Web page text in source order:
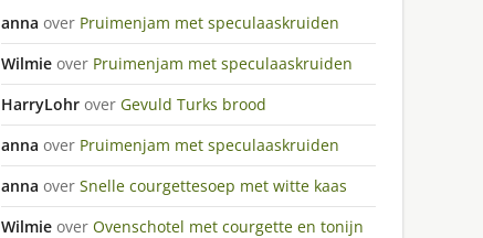
anna over Pruimenjam met speculaaskruiden
Wilmie over Pruimenjam met speculaaskruiden
HarryLohr over Gevuld Turks brood
anna over Pruimenjam met speculaaskruiden
anna over Snelle courgettesoep met witte kaas
Wilmie over Ovenschotel met courgette en tonijn